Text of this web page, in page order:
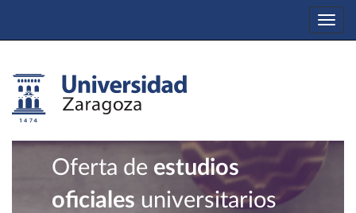
Oferta de estudios
oficiales universitarios